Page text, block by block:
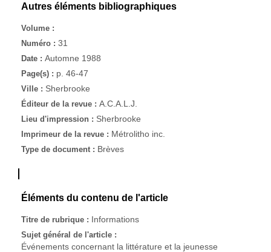
Autres éléments bibliographiques
Volume :
Numéro : 31
Date : Automne 1988
Page(s) : p. 46-47
Ville : Sherbrooke
Éditeur de la revue : A.C.A.L.J.
Lieu d'impression : Sherbrooke
Imprimeur de la revue : Métrolitho inc.
Type de document : Brèves
Éléments du contenu de l'article
Titre de rubrique : Informations
Sujet général de l'article :
Événements concernant la littérature et la jeunesse